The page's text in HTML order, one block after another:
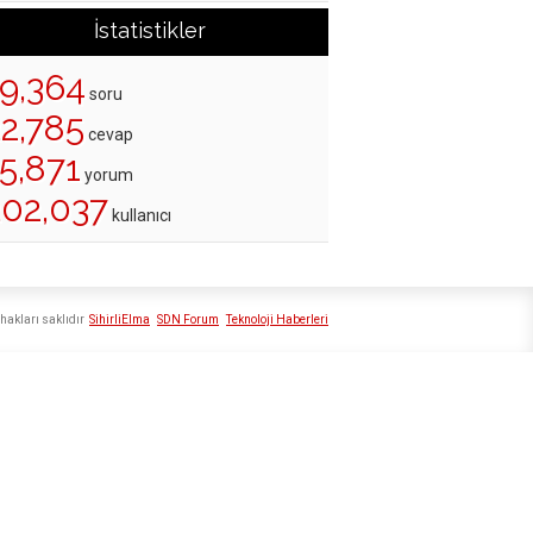
İstatistikler
soru
cevap
yorum
kullanıcı
SihirliElma SDN Forum Teknoloji Haberleri
saklıdır